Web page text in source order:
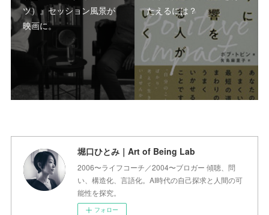
ツ）』セッション風景が
映画に。
たえるには？
堀口ひとみ｜Art of Being Lab
2006〜ライフコーチ／2004〜ブロガー 傾聴、問
い、構造化、言語化。AI時代の自己探求と人間の可
能性を探究。
フォロー